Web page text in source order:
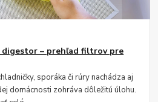
digestor – prehľad filtrov pre
sporáka či rúry nachádza aj
domácnosti zohráva dôležitú úlohu.